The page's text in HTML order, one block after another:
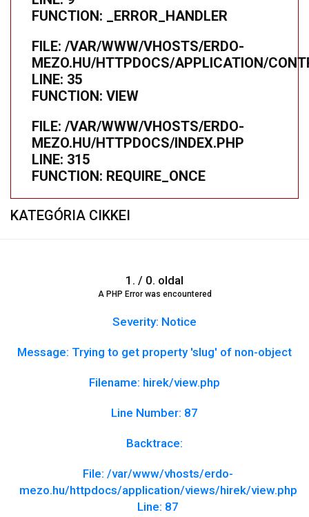
FUNCTION: _ERROR_HANDLER
FILE: /VAR/WWW/VHOSTS/ERDO-
MEZO.HU/HTTPDOCS/APPLICATION/
LINE: 35
FUNCTION: VIEW
FILE: /VAR/WWW/VHOSTS/ERDO-
MEZO.HU/HTTPDOCS/INDEX.PHP
LINE: 315
FUNCTION: REQUIRE_ONCE
KATEGÓRIA CIKKEI
1. / 0. oldal
A PHP Error was encountered
Severity: Notice
Message: Trying to get property 'slug' of non-object
Filename: hirek/view.php
Line Number: 87
Backtrace:
File: /var/www/vhosts/erdo-
mezo.hu/httpdocs/application/views/hirek/view.php
Line: 87